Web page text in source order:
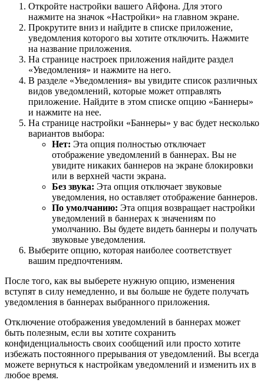
Откройте настройки вашего Айфона. Для этого
нажмите на значок «Настройки» на главном экране.
Прокрутите вниз и найдите в списке приложение,
уведомления которого вы хотите отключить. Нажмите
на название приложения.
На странице настроек приложения найдите раздел
«Уведомления» и нажмите на него.
В разделе «Уведомления» вы увидите список различных
видов уведомлений, которые может отправлять
приложение. Найдите в этом списке опцию «Баннеры»
и нажмите на нее.
На странице настройки «Баннеры» у вас будет несколько
вариантов выбора:
Нет: Эта опция полностью отключает
отображение уведомлений в баннерах. Вы не
увидите никаких баннеров на экране блокировки
или в верхней части экрана.
Без звука: Эта опция отключает звуковые
уведомления, но оставляет отображение баннеров.
По умолчанию: Эта опция возвращает настройки
уведомлений в баннерах к значениям по
умолчанию. Вы будете видеть баннеры и получать
звуковые уведомления.
Выберите опцию, которая наиболее соответствует
вашим предпочтениям.
После того, как вы выберете нужную опцию, изменения
вступят в силу немедленно, и вы больше не будете получать
уведомления в баннерах выбранного приложения.
Отключение отображения уведомлений в баннерах может
быть полезным, если вы хотите сохранить
конфиденциальность своих сообщений или просто хотите
избежать постоянного прерывания от уведомлений. Вы всегда
можете вернуться к настройкам уведомлений и изменить их в
любое время.